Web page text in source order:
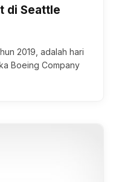
di Seattle
2019, adalah hari
Boeing Company